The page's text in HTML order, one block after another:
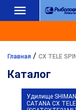
Главная / CX TELE
Каталог
Удилище
CATANA CX